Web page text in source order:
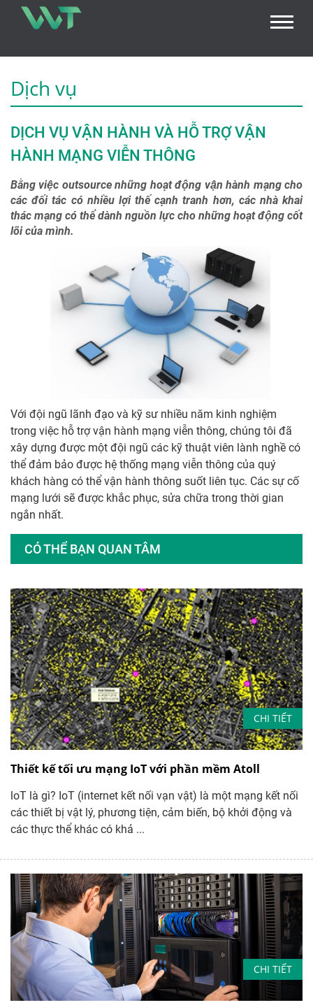
Dịch vụ
DỊCH VỤ VẬN HÀNH VÀ HỖ TRỢ VẬN
HÀNH MẠNG VIỄN THÔNG
Bằng việc outsource những hoạt động vận hành mạng cho
các đối tác có nhiều lợi thế cạnh tranh hơn, các nhà khai
thác mạng có thể dành nguồn lực cho những hoạt động cốt
lõi của mình.
Với đội ngũ lãnh đạo và kỹ sư nhiều năm kinh nghiệm
trong việc hỗ trợ vận hành mạng viễn thông, chúng tôi đã
xây dựng được một đội ngũ các kỹ thuật viên lành nghề có
thể đảm bảo được hệ thống mạng viễn thông của quý
khách hàng có thể vận hành thông suốt liên tục. Các sự cố
mạng lưới sẽ được khắc phục, sửa chữa trong thời gian
ngắn nhất.
CÓ THỂ BẠN QUAN TÂM
CHI TIẾT
Thiết kế tối ưu mạng IoT với phần mềm Atoll
loT là gì? IoT (internet kết nối vạn vật) là một mạng kết nối
các thiết bị vật lý, phương tiện, cảm biến, bộ khởi động và
các thực thể khác có khả ...
CHI TIẾT